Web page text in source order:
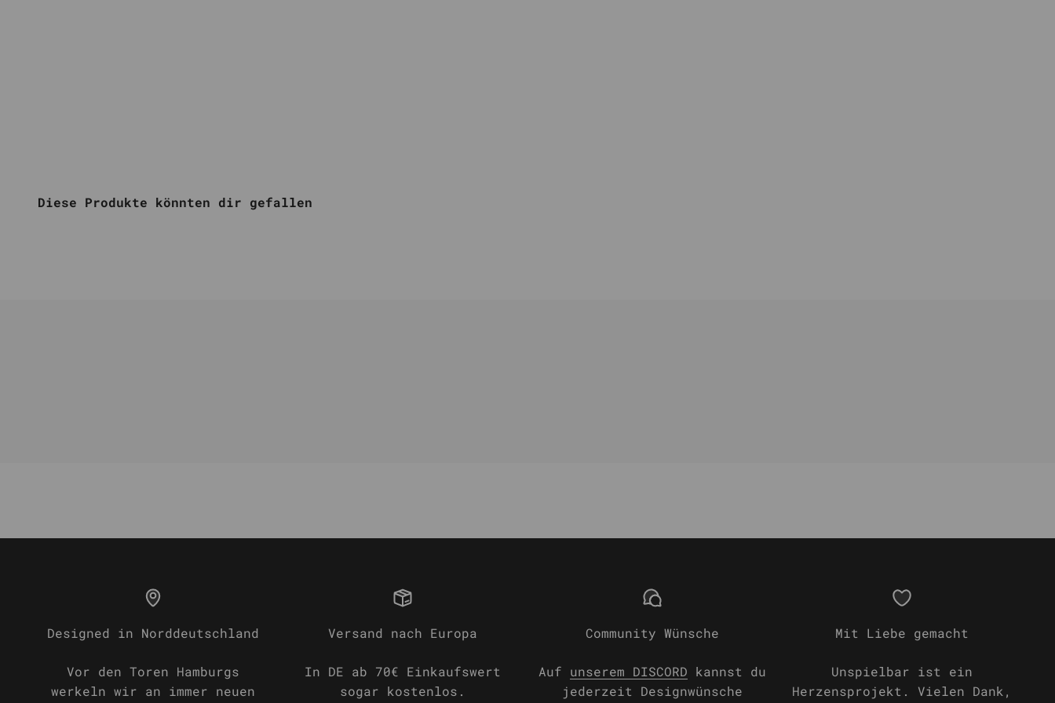
Diese Produkte könnten dir gefallen
Designed in Norddeutschland
Vor den Toren Hamburgs
werkeln wir an immer neuen
Versand nach Europa
In DE ab 70€ Einkaufswert
sogar kostenlos.
Community Wünsche
Auf unserem DISCORD kannst du
jederzeit Designwünsche
Mit Liebe gemacht
Unspielbar ist ein
Herzensprojekt. Vielen Dank,